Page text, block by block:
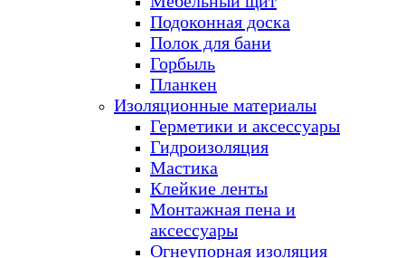
Подоконная доска
Полок для бани
Горбыль
Планкен
Изоляционные материалы
Герметики и аксессуары
Гидроизоляция
Мастика
Клейкие ленты
Монтажная пена и
аксессуары
Огнеупорная изоляция